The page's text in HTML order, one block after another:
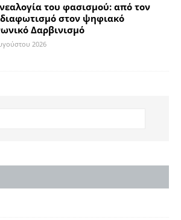
του φασισμού: από τον
στον ψηφιακό
Δαρβινισμό
2026